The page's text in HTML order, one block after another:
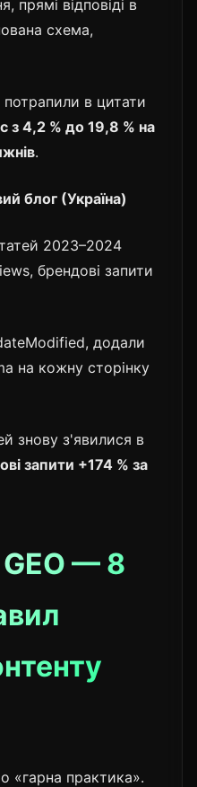
прямі відповіді в
схема,
потрапили в цитати
з 4,2 % до 19,8 % на
.
блог (Україна)
2023–2024
брендові запити
додали
на кожну сторінку
знову з'явилися в
запити +174 % за
GEO — 8
«гарна практика».